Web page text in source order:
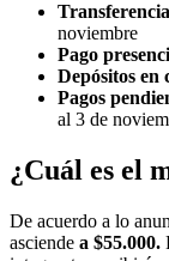
noviembre
Pago
Depósitos en
Pagos
al 3 de
¿Cuál es el
De acuerdo a lo
asciende a $55.000.